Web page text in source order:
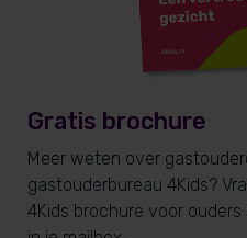
Gratis brochure
Meer weten over
gastouderbureau 4Kids?
4Kids brochure voor